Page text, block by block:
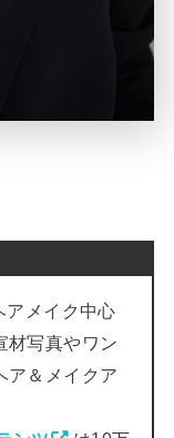
アメイク中心
材写真やワン
ア＆メイクア